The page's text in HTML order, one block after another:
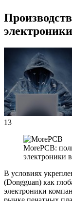
13
MorePCB:
электроники
В условиях
(Dongguan) как
электроники